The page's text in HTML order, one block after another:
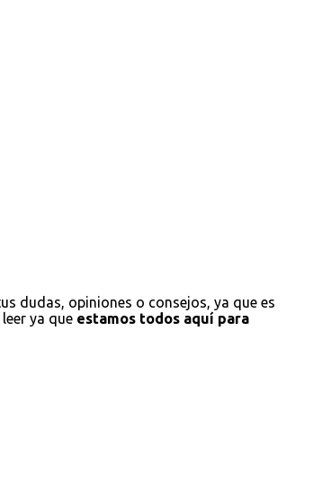
dudas, opiniones o consejos, ya que es
ya que estamos todos aquí para